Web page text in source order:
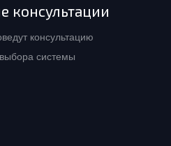
консультации
консультацию
системы